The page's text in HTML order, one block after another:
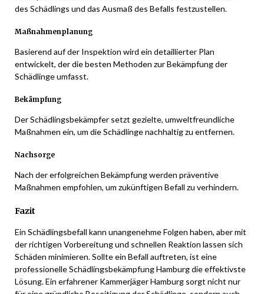
des Schädlings und das Ausmaß des Befalls festzustellen.
Maßnahmenplanung
Basierend auf der Inspektion wird ein detaillierter Plan
entwickelt, der die besten Methoden zur Bekämpfung der
Schädlinge umfasst.
Bekämpfung
Der Schädlingsbekämpfer setzt gezielte, umweltfreundliche
Maßnahmen ein, um die Schädlinge nachhaltig zu entfernen.
Nachsorge
Nach der erfolgreichen Bekämpfung werden präventive
Maßnahmen empfohlen, um zukünftigen Befall zu verhindern.
Fazit
Ein Schädlingsbefall kann unangenehme Folgen haben, aber mit
der richtigen Vorbereitung und schnellen Reaktion lassen sich
Schäden minimieren. Sollte ein Befall auftreten, ist eine
professionelle Schädlingsbekämpfung Hamburg die effektivste
Lösung. Ein erfahrener Kammerjäger Hamburg sorgt nicht nur